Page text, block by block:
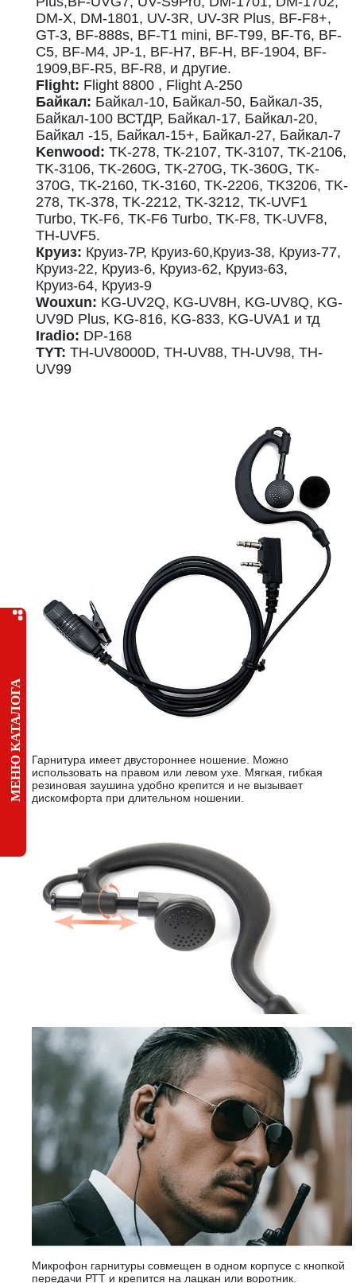
МЕНЮ КАТАЛОГА
DM-X, DM-1801, UV-3R, UV-3R Plus, BF-F8+,
GT-3, BF-888s, BF-T1 mini, BF-T99, BF-T6, BF-
C5, BF-M4, JP-1, BF-H7, BF-H, BF-1904, BF-
1909,BF-R5, BF-R8, и другие.
Flight: Flight 8800 , Flight A-250
Байкал: Байкал-10, Байкал-50, Байкал-35,
Байкал-100 ВСТДР, Байкал-17, Байкал-20,
Байкал -15, Байкал-15+, Байкал-27, Байкал-7
Kenwood: TK-278, ТК-2107, TK-3107, TK-2106,
TK-3106, TK-260G, TK-270G, TK-360G, TK-
370G, TK-2160, TK-3160, TK-2206, TK3206, TK-
278, TK-378, TK-2212, TK-3212, TK-UVF1
Turbo, TK-F6, TK-F6 Turbo, TK-F8, TK-UVF8,
TH-UVF5.
Круиз: Круиз-7Р, Круиз-60,Круиз-38, Круиз-77,
Круиз-22, Круиз-6, Круиз-62, Круиз-63,
Круиз-64, Круиз-9
Wouxun: KG-UV2Q, KG-UV8H, KG-UV8Q, KG-
UV9D Plus, KG-816, KG-833, KG-UVA1 и тд
Iradio: DP-168
TYT: TH-UV8000D, TH-UV88, TH-UV98, TH-
UV99
Гарнитура имеет двустороннее ношение. Можно
использовать на правом или левом ухе. Мягкая, гибкая
резиновая заушина удобно крепится и не вызывает
дискомфорта при длительном ношении.
Микрофон гарнитуры совмещен в одном корпусе с кнопкой
передачи РТТ и крепится на лацкан или воротник.